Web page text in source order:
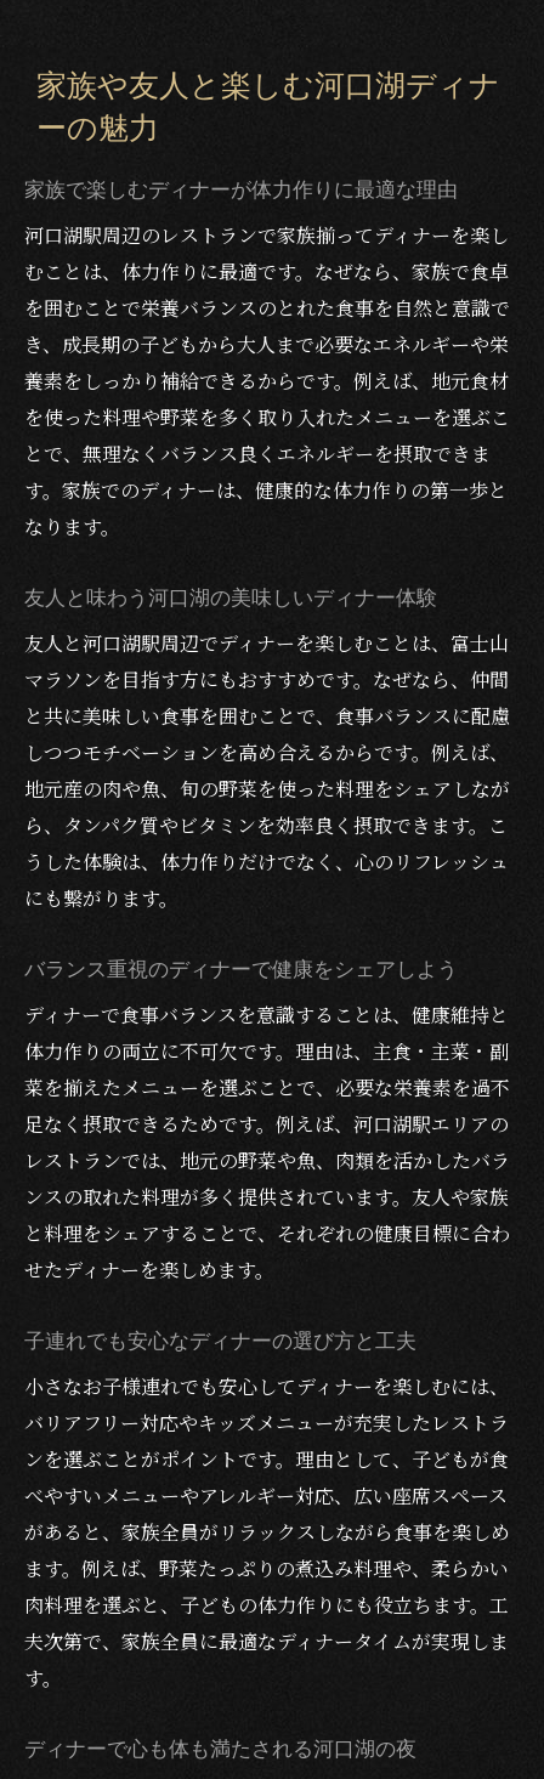
家族や友人と楽しむ河口湖ディナ
ーの魅力
家族で楽しむディナーが体力作りに最適な理由
河口湖駅周辺のレストランで家族揃ってディナーを楽し
むことは、体力作りに最適です。なぜなら、家族で食卓
を囲むことで栄養バランスのとれた食事を自然と意識で
き、成長期の子どもから大人まで必要なエネルギーや栄
養素をしっかり補給できるからです。例えば、地元食材
を使った料理や野菜を多く取り入れたメニューを選ぶこ
とで、無理なくバランス良くエネルギーを摂取できま
す。家族でのディナーは、健康的な体力作りの第一歩と
なります。
友人と味わう河口湖の美味しいディナー体験
友人と河口湖駅周辺でディナーを楽しむことは、富士山
マラソンを目指す方にもおすすめです。なぜなら、仲間
と共に美味しい食事を囲むことで、食事バランスに配慮
しつつモチベーションを高め合えるからです。例えば、
地元産の肉や魚、旬の野菜を使った料理をシェアしなが
ら、タンパク質やビタミンを効率良く摂取できます。こ
うした体験は、体力作りだけでなく、心のリフレッシュ
にも繋がります。
バランス重視のディナーで健康をシェアしよう
ディナーで食事バランスを意識することは、健康維持と
体力作りの両立に不可欠です。理由は、主食・主菜・副
菜を揃えたメニューを選ぶことで、必要な栄養素を過不
足なく摂取できるためです。例えば、河口湖駅エリアの
レストランでは、地元の野菜や魚、肉類を活かしたバラ
ンスの取れた料理が多く提供されています。友人や家族
と料理をシェアすることで、それぞれの健康目標に合わ
せたディナーを楽しめます。
子連れでも安心なディナーの選び方と工夫
小さなお子様連れでも安心してディナーを楽しむには、
バリアフリー対応やキッズメニューが充実したレストラ
ンを選ぶことがポイントです。理由として、子どもが食
べやすいメニューやアレルギー対応、広い座席スペース
があると、家族全員がリラックスしながら食事を楽しめ
ます。例えば、野菜たっぷりの煮込み料理や、柔らかい
肉料理を選ぶと、子どもの体力作りにも役立ちます。工
夫次第で、家族全員に最適なディナータイムが実現しま
す。
ディナーで心も体も満たされる河口湖の夜